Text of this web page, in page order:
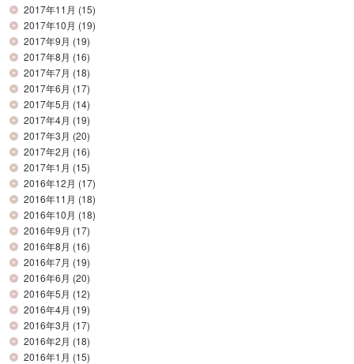
2017年11月 (15)
2017年10月 (19)
2017年9月 (19)
2017年8月 (16)
2017年7月 (18)
2017年6月 (17)
2017年5月 (14)
2017年4月 (19)
2017年3月 (20)
2017年2月 (16)
2017年1月 (15)
2016年12月 (17)
2016年11月 (18)
2016年10月 (18)
2016年9月 (17)
2016年8月 (16)
2016年7月 (19)
2016年6月 (20)
2016年5月 (12)
2016年4月 (19)
2016年3月 (17)
2016年2月 (18)
2016年1月 (15)